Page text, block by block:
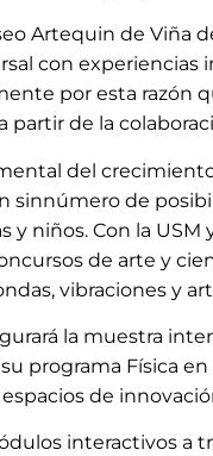
Artequin de Viña
con experiencias
por esta razón
partir de la
del
sinnúmero de
y niños. Con la
de arte y
vibraciones y
la muestra
programa Física
de
interactivos a